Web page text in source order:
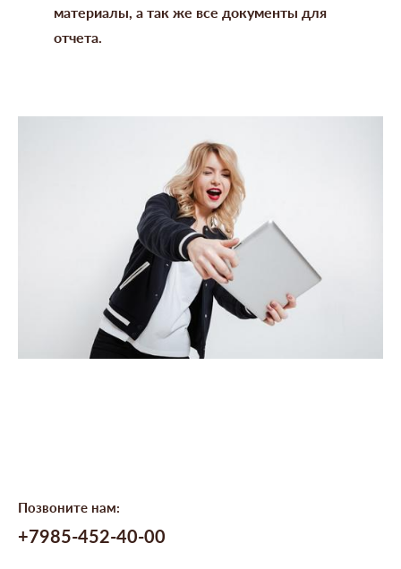
материалы, а так же все документы для
отчета.
Позвоните нам:
+7985-452-40-00